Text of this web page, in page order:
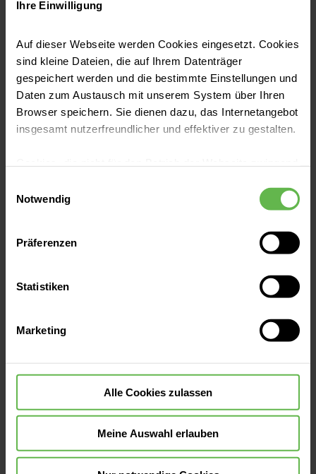
Ihre Einwilligung
Auf dieser Webseite werden Cookies eingesetzt. Cookies
sind kleine Dateien, die auf Ihrem Datenträger
gespeichert werden und die bestimmte Einstellungen und
Daten zum Austausch mit unserem System über Ihren
Browser speichern. Sie dienen dazu, das Internetangebot
insgesamt nutzerfreundlicher und effektiver zu gestalten.
eingesetzt werden.
Es steht Ihnen frei, unsere Seite mit nur den notwendigen
Cookies zu benutzen, eine individuelle Auswahl
oder durch Auswahl von „Alle Cookies akzeptieren“ in die
widerrufen.
Notwendig
Präferenzen
Statistiken
Marketing
Alle Cookies zulassen
Meine Auswahl erlauben
Helios Klinik Rottweil | 01.03.2025
Darmkrebsmonat März: Vorsorge rettet
Krankenhausstraße 30
Anfahrt auf Google Maps
Kontakt
Fax:(0741) 476-2901